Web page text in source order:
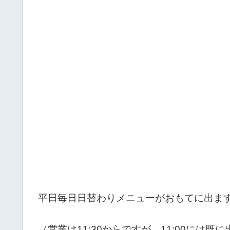
平日毎日日替わりメニューがおもてに出ます